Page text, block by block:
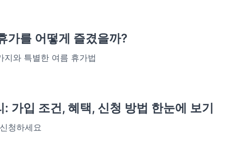
가를 어떻게 즐겼을까?
와 특별한 여름 휴가법
가입 조건, 혜택, 신청 방법 한눈에 보기
청하세요